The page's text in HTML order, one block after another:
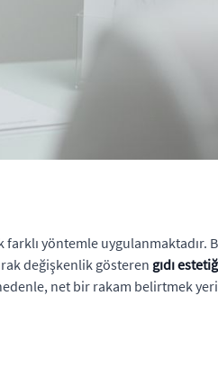
yöntemle uygulanmaktadır.
değişkenlik gösteren gıdı
net bir rakam belirtmek